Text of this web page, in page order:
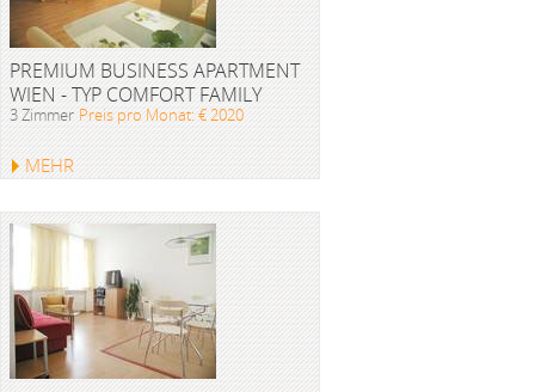
PREMIUM BUSINESS APARTMENT
WIEN - TYP COMFORT FAMILY
3 Zimmer Preis pro Monat: € 2020
MEHR